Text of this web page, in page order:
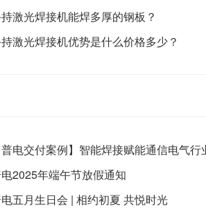
激光焊接机能焊多厚的钢板？
激光焊接机优势是什么价格多少？
2025年端午节放假通知
五月生日会 | 相约初夏 共悦时光